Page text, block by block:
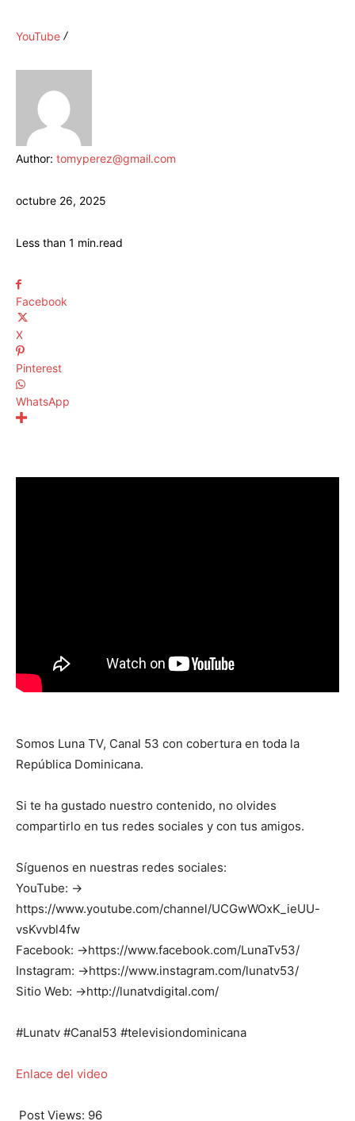
YouTube
Author: tomyperez@gmail.com
octubre 26, 2025
Less than 1 min.read
Facebook
X
Pinterest
WhatsApp
Somos Luna TV, Canal 53 con cobertura en toda la
República Dominicana.
Si te ha gustado nuestro contenido, no olvides
compartirlo en tus redes sociales y con tus amigos.
Síguenos en nuestras redes sociales:
YouTube: →
https://www.youtube.com/channel/UCGwWOxK_ieUU-
vsKvvbl4fw
Facebook: →https://www.facebook.com/LunaTv53/
Instagram: →https://www.instagram.com/lunatv53/
Sitio Web: →http://lunatvdigital.com/
#Lunatv #Canal53 #televisiondominicana
Enlace del video
Post Views: 96